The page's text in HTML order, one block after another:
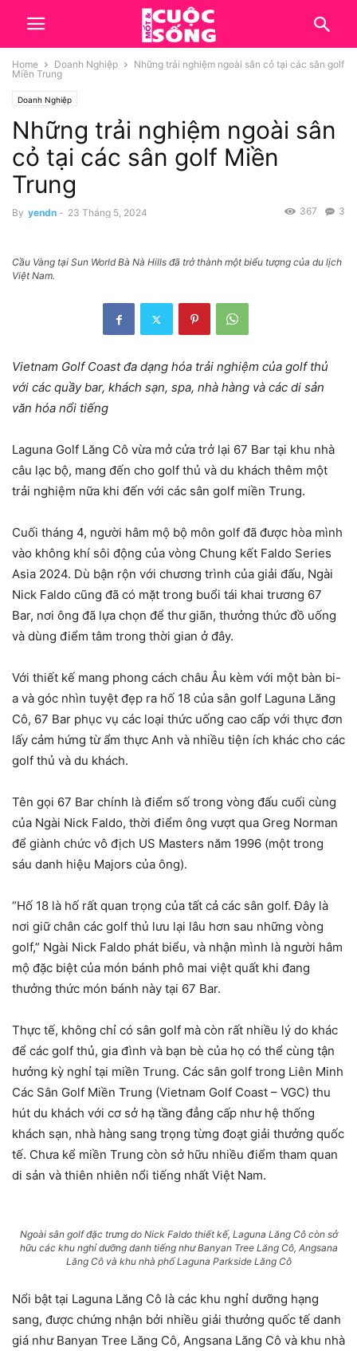
Home Doanh Nghiệp
Những trải nghiệm ngoài sân cỏ tại các sân golf
Miền Trung
Doanh Nghiệp
Những trải nghiệm ngoài sân
cỏ tại các sân golf Miền
Trung
By yendn - 23 Tháng 5, 2024 3
367
Cầu Vàng tại Sun World Bà Nà Hills đã trở thành một biểu tượng của du lịch
Việt Nam.
Vietnam Golf Coast đa dạng hóa trải nghiệm của golf thủ
với các quầy bar, khách sạn, spa, nhà hàng và các di sản
văn hóa nổi tiếng
Laguna Golf Lăng Cô vừa mở cửa trở lại 67 Bar tại khu nhà
câu lạc bộ, mang đến cho golf thủ và du khách thêm một
trải nghiệm nữa khi đến với các sân golf miền Trung.
Cuối tháng 4, người hâm mộ bộ môn golf đã được hòa mình
vào không khí sôi động của vòng Chung kết Faldo Series
Asia 2024. Dù bận rộn với chương trình của giải đấu, Ngài
Nick Faldo cũng đã có mặt trong buổi tái khai trương 67
Bar, nơi ông đã lựa chọn để thư giãn, thưởng thức đồ uống
và dùng điểm tâm trong thời gian ở đây.
Với thiết kế mang phong cách châu Âu kèm với một bàn bi-
a và góc nhìn tuyệt đẹp ra hố 18 của sân golf Laguna Lăng
Cô, 67 Bar phục vụ các loại thức uống cao cấp với thực đơn
lấy cảm hứng từ ẩm thực Anh và nhiều tiện ích khác cho các
golf thủ và du khách.
Tên gọi 67 Bar chính là điểm số trong vòng đấu cuối cùng
của Ngài Nick Faldo, thời điểm ông vượt qua Greg Norman
để giành chức vô địch US Masters năm 1996 (một trong
sáu danh hiệu Majors của ông).
“Hố 18 là hố rất quan trọng của tất cả các sân golf. Đây là
nơi giữ chân các golf thủ lưu lại lâu hơn sau những vòng
golf,” Ngài Nick Faldo phát biểu, và nhận mình là người hâm
mộ đặc biệt của món bánh phô mai việt quất khi đang
thưởng thức món bánh này tại 67 Bar.
Thực tế, không chỉ có sân golf mà còn rất nhiều lý do khác
để các golf thủ, gia đình và bạn bè của họ có thể cùng tận
hưởng kỳ nghỉ tại miền Trung. Các sân golf trong Liên Minh
Các Sân Golf Miền Trung (Vietnam Golf Coast – VGC) thu
hút du khách với cơ sở hạ tầng đẳng cấp như hệ thống
khách sạn, nhà hàng sang trọng từng đoạt giải thưởng quốc
tế. Chưa kể miền Trung còn sở hữu nhiều điểm tham quan
di sản và thiên nhiên nổi tiếng nhất Việt Nam.
Ngoài sân golf đặc trưng do Nick Faldo thiết kế, Laguna Lăng Cô còn sở
hữu các khu nghỉ dưỡng danh tiếng như Banyan Tree Lăng Cô, Angsana
Lăng Cô và khu nhà phố Laguna Parkside Lăng Cô
Nổi bật tại Laguna Lăng Cô là các khu nghỉ dưỡng hạng
sang, được chứng nhận bởi nhiều giải thưởng quốc tế danh
giá như Banyan Tree Lăng Cô, Angsana Lăng Cô và khu nhà